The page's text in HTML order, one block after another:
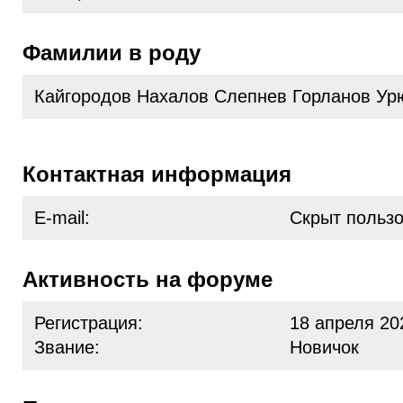
Фамилии в роду
Кайгородов Нахалов Слепнев Горланов
Контактная информация
E-mail: Скрыт
Активность на форуме
Регистрация:
18 апреля
Звание:
Новичок